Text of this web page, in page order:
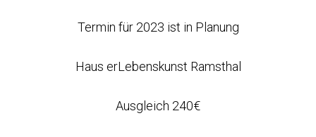
Termin für 2023 ist in Planung
Haus erLebenskunst Ramsthal
Ausgleich 240€